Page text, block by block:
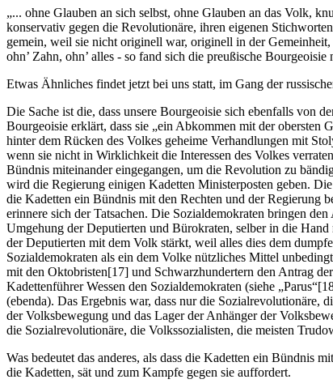
„... ohne Glauben an sich selbst, ohne Glauben an das Volk,
konservativ gegen die Revolutionäre, ihren eigenen
gemein, weil sie nicht originell war, originell in der
ohn’ Zahn, ohn’ alles - so fand sich die preußische
Etwas Ähnliches findet jetzt bei uns statt, im Gang der
Die Sache ist die, dass unsere Bourgeoisie sich ebenfalls von
Bourgeoisie erklärt, dass sie „ein Abkommen mit der obersten
hinter dem Rücken des Volkes geheime Verhandlungen mit
wenn sie nicht in Wirklichkeit die Interessen des Volkes
Bündnis miteinander eingegangen, um die Revolution zu
wird die Regierung einigen Kadetten Ministerposten geben.
die Kadetten ein Bündnis mit den Rechten und der Regierung
erinnere sich der Tatsachen. Die Sozialdemokraten bringen
Umgehung der Deputierten und Bürokraten, selber in die
der Deputierten mit dem Volk stärkt, weil alles dies dem
Sozialdemokraten als ein dem Volke nützliches Mittel
mit den Oktobristen[17] und Schwarzhundertern den Antrag
Kadettenführer Wessen den Sozialdemokraten (siehe
(ebenda). Das Ergebnis war, dass nur die Sozialrevolutionäre,
der Volksbewegung und das Lager der Anhänger der
die Sozialrevolutionäre, die Volkssozialisten, die meisten
Was bedeutet das anderes, als dass die Kadetten ein Bündnis
die Kadetten, sät und zum Kampfe gegen sie auffordert.